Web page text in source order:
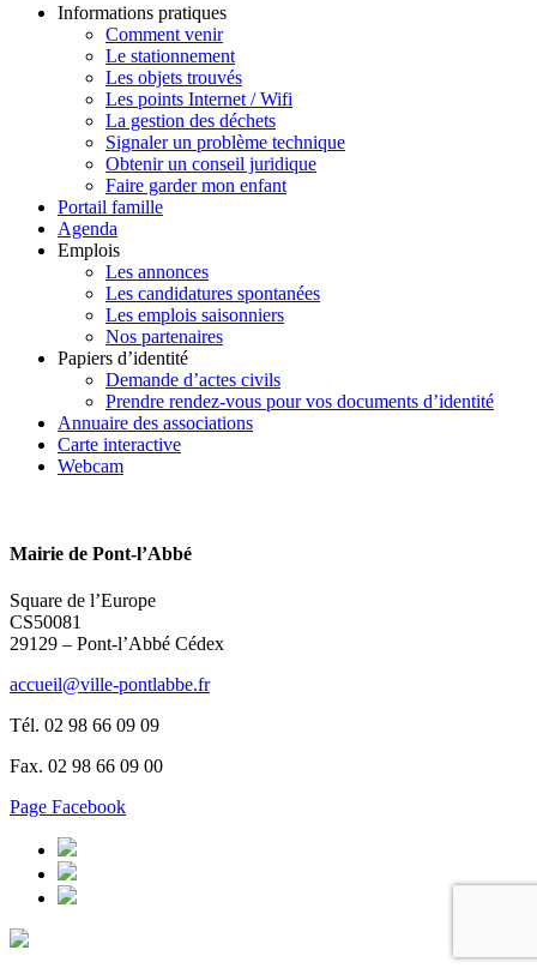
Informations pratiques
Comment venir
Le stationnement
Les objets trouvés
Les points Internet / Wifi
La gestion des déchets
Signaler un problème technique
Obtenir un conseil juridique
Faire garder mon enfant
Portail famille
Agenda
Emplois
Les annonces
Les candidatures spontanées
Les emplois saisonniers
Nos partenaires
Papiers d’identité
Demande d’actes civils
Prendre rendez-vous pour vos documents d’identité
Annuaire des associations
Carte interactive
Webcam
Mairie de Pont-l’Abbé
Square de l’Europe
CS50081
29129 – Pont-l’Abbé Cédex
accueil@ville-pontlabbe.fr
Tél. 02 98 66 09 09
Fax. 02 98 66 09 00
Page Facebook